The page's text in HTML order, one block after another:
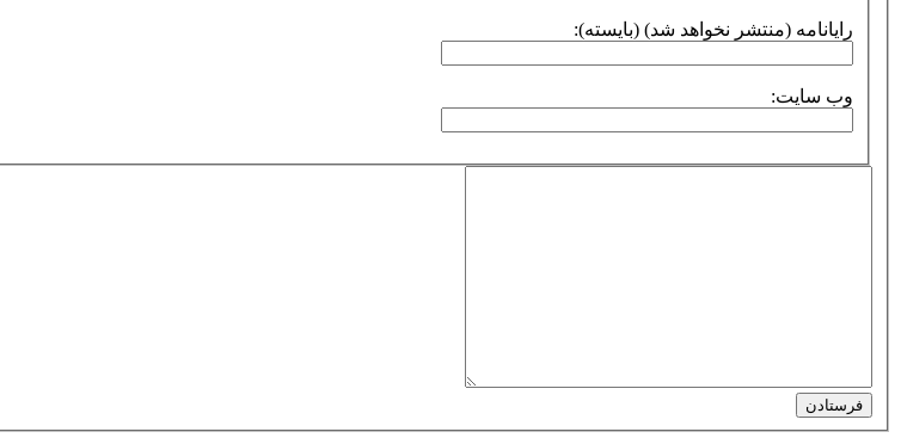
رایانامه (منتشر نخواهد شد) (بایسته):
وب سایت:
فرستادن